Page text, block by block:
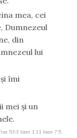
mea, cei
Dumnezeul
din
lui
îmi
mei şi un
Isa 53:3 Ioan 1:11 Ioan 7:5